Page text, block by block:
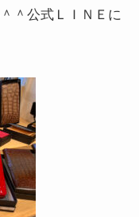
＾公式ＬＩＮＥに